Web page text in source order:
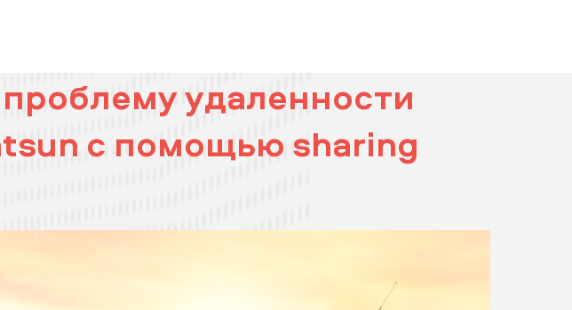
удаленности
с помощью sharing